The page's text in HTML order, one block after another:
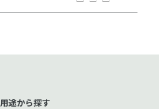
用途から探す